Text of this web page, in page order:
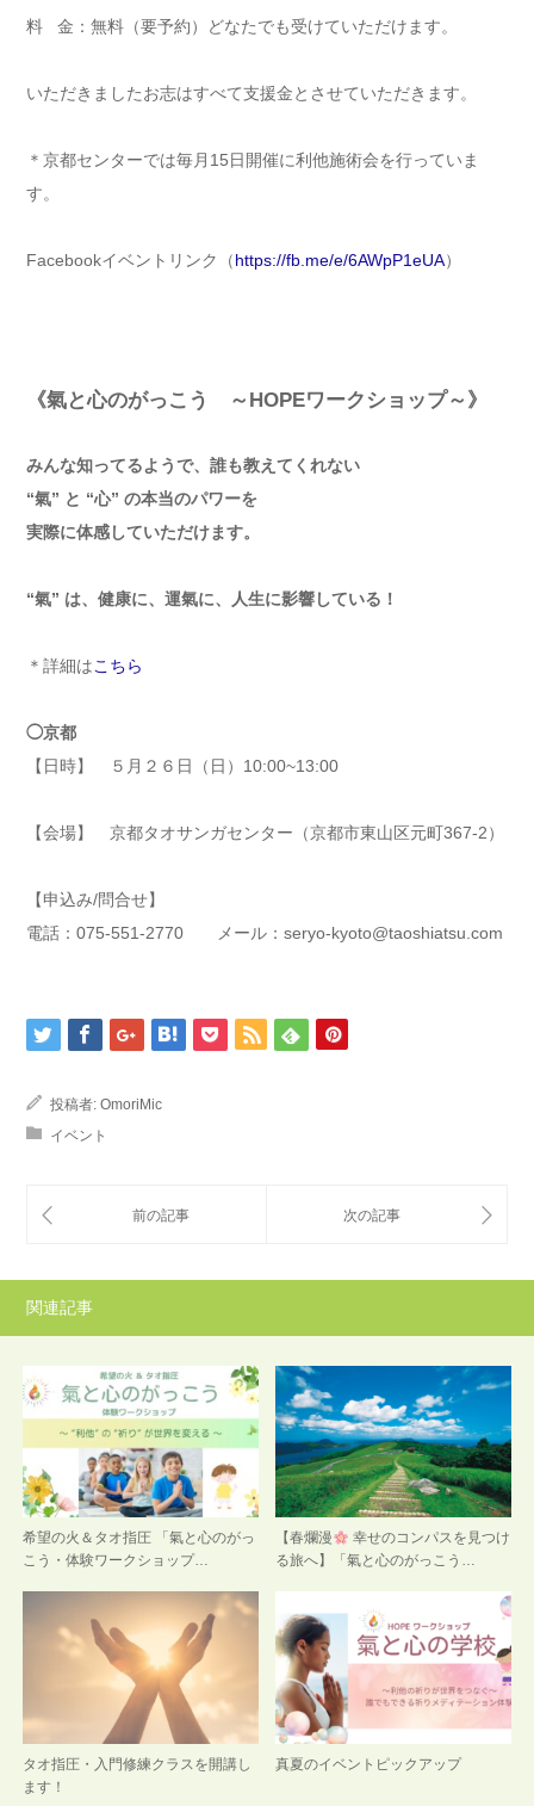
料 金：無料（要予約）どなたでも受けていただけます。
いただきましたお志はすべて支援金とさせていただきます。
＊京都センターでは毎月15日開催に利他施術会を行っていま
す。
Facebookイベントリンク（https://fb.me/e/6AWpP1eUA）
《氣と心のがっこう ～HOPEワークショップ～》
みんな知ってるようで、誰も教えてくれない
“氣” と “心” の本当のパワーを
実際に体感していただけます。
“氣” は、健康に、運氣に、人生に影響している！
＊詳細はこちら
◯京都
【日時】 ５月２６日（日）10:00~13:00
【会場】 京都タオサンガセンター（京都市東山区元町367-2）
【申込み/問合せ】
電話：075-551-2770 メール：seryo-kyoto@taoshiatsu.com
投稿者: OmoriMic
イベント
関連記事
希望の火＆タオ指圧 「氣と心のがっ
こう・体験ワークショップ…
【春爛漫
幸せのコンパスを見つけ
る旅へ】「氣と心のがっこう…
タオ指圧・入門修練クラスを開講し
ます！
真夏のイベントピックアップ